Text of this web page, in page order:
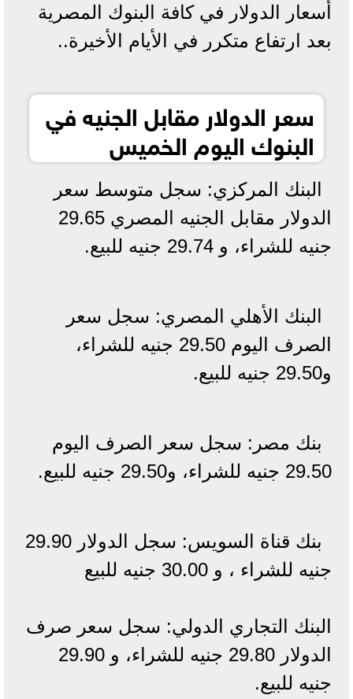
أسعار الدولار في كافة البنوك المصرية
بعد ارتفاع متكرر في الأيام الأخيرة..
سعر الدولار مقابل الجنيه في
البنوك اليوم الخميس
البنك المركزي: سجل متوسط سعر
الدولار مقابل الجنيه المصري 29.65
جنيه للشراء، و 29.74 جنيه للبيع.
البنك الأهلي المصري: سجل سعر
الصرف اليوم 29.50 جنيه للشراء،
و29.50 جنيه للبيع.
بنك مصر: سجل سعر الصرف اليوم
29.50 جنيه للشراء، و29.50 جنيه للبيع.
بنك قناة السويس: سجل الدولار 29.90
جنيه للشراء ، و 30.00 جنيه للبيع
البنك التجاري الدولي: سجل سعر صرف
الدولار 29.80 جنيه للشراء، و 29.90
جنيه للبيع.